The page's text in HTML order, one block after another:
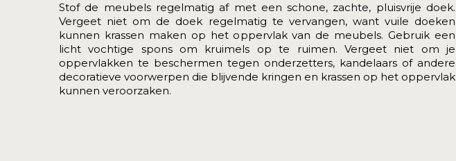
Stof de meubels regelmatig af met een schone, zachte, pluisvrije doek.
Vergeet niet om de doek regelmatig te vervangen, want vuile doeken
kunnen krassen maken op het oppervlak van de meubels. Gebruik een
licht vochtige spons om kruimels op te ruimen. Vergeet niet om je
oppervlakken te beschermen tegen onderzetters, kandelaars of andere
decoratieve voorwerpen die blijvende kringen en krassen op het oppervlak
kunnen veroorzaken.